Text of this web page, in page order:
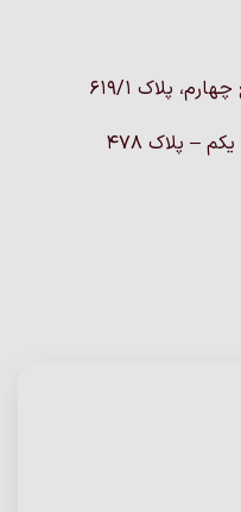
پلاک 619/1
– پلاک ۴۷۸